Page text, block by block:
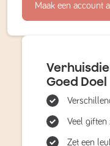
Maak een account
Goed Doel
Veel giften
Zet een